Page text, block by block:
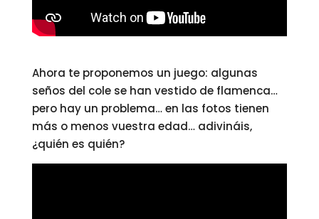
Ahora te proponemos un juego: algunas
seños del cole se han vestido de flamenca…
pero hay un problema… en las fotos tienen
más o menos vuestra edad… adivináis,
¿quién es quién?